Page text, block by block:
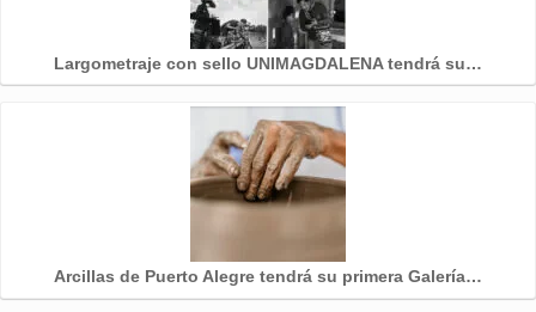
Largometraje con sello UNIMAGDALENA tendrá su…
Arcillas de Puerto Alegre tendrá su primera Galería…